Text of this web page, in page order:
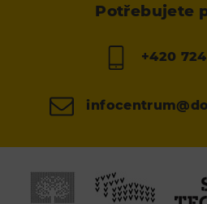
Potřebujete
+420 724